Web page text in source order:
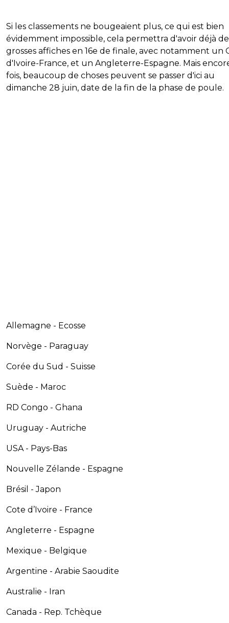
Si les classements ne bougeaient plus, ce qui est bien
évidemment impossible, cela permettra d'avoir déjà de
grosses affiches en 16e de finale, avec notamment un
d'Ivoire-France, et un Angleterre-Espagne. Mais
fois, beaucoup de choses peuvent se passer d'ici au
dimanche 28 juin, date de la fin de la phase de poule.
Allemagne - Ecosse
Norvège - Paraguay
Corée du Sud - Suisse
Suède - Maroc
RD Congo - Ghana
Uruguay - Autriche
USA - Pays-Bas
Nouvelle Zélande - Espagne
Brésil - Japon
Cote d’Ivoire - France
Angleterre - Espagne
Mexique - Belgique
Argentine - Arabie Saoudite
Australie - Iran
Canada - Rep. Tchèque